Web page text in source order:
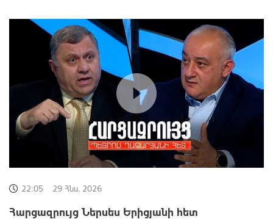
22:05 29 Հնս, 2026
Հարցազրույց Ներսես Երիցյանի հետ